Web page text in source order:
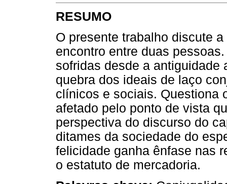
RESUMO
O presente trabalho discute
encontro entre duas
sofridas desde a antiguidade
quebra dos ideais de laço
clínicos e sociais. Questiona
afetado pelo ponto de vista
perspectiva do discurso do
ditames da sociedade do
felicidade ganha ênfase nas
o estatuto de mercadoria.